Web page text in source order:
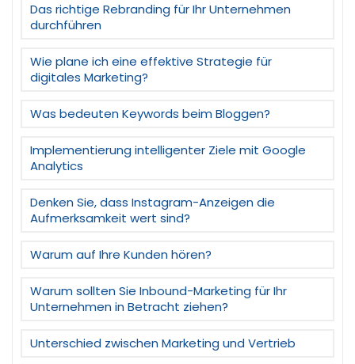
Das richtige Rebranding für Ihr Unternehmen
durchführen
Wie plane ich eine effektive Strategie für
digitales Marketing?
Was bedeuten Keywords beim Bloggen?
Implementierung intelligenter Ziele mit Google
Analytics
Denken Sie, dass Instagram-Anzeigen die
Aufmerksamkeit wert sind?
Warum auf Ihre Kunden hören?
Warum sollten Sie Inbound-Marketing für Ihr
Unternehmen in Betracht ziehen?
Unterschied zwischen Marketing und Vertrieb